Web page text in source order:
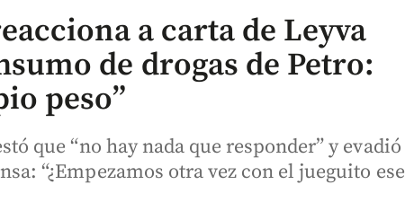
a carta de Leyva
de drogas de Petro:
peso”
que “no hay nada que responder” y evadió
“¿Empezamos otra vez con el jueguito ese